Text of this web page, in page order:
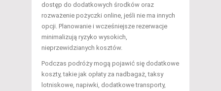
dostęp do dodatkowych środków oraz
rozważenie pożyczki online, jeśli nie ma innych
opcji. Planowanie i wcześniejsze rezerwacje
minimalizują ryzyko wysokich,
nieprzewidzianych kosztów.
Podczas podróży mogą pojawić się dodatkowe
koszty, takie jak opłaty za nadbagaż, taksy
lotniskowe, napiwki, dodatkowe transporty,